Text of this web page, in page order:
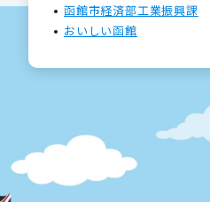
函館市経済部工業振興課
おいしい函館